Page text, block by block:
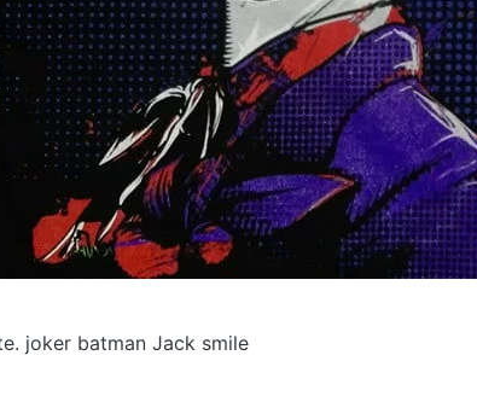
joker batman Jack smile